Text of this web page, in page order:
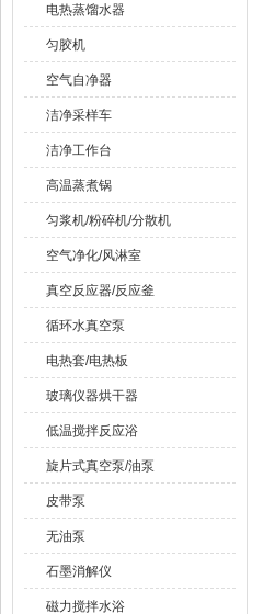
电热蒸馏水器
匀胶机
空气自净器
洁净采样车
洁净工作台
高温蒸煮锅
匀浆机/粉碎机/分散机
空气净化/风淋室
真空反应器/反应釜
循环水真空泵
电热套/电热板
玻璃仪器烘干器
低温搅拌反应浴
旋片式真空泵/油泵
皮带泵
无油泵
石墨消解仪
磁力搅拌水浴